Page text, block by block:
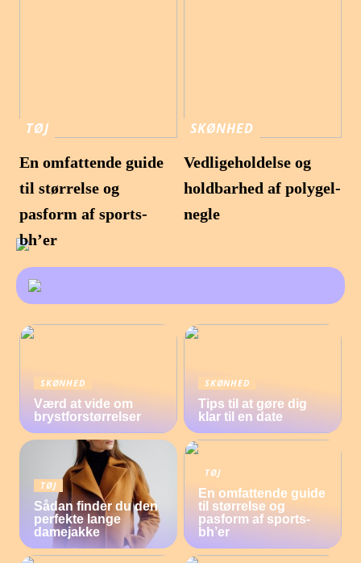
TØJ
En omfattende guide
til størrelse og
pasform af sports-
bh’er
SKØNHED
Vedligeholdelse og
holdbarhed af polygel-
negle
SKØNHED
Værd at vide om
brystforstørrelser
SKØNHED
Tips til at gøre dig
klar til en date
TØJ
Sådan finder du den
perfekte lange
damejakke
TØJ
En omfattende guide
til størrelse og
pasform af sports-
bh’er